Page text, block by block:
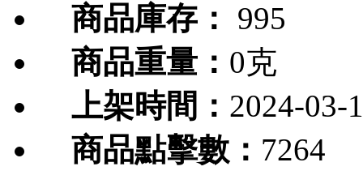
商品庫存：
995
商品重量： 0克
上架時間： 2024-03-
商品點擊數： 7264